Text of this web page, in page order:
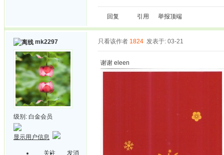
回复 引用 举报顶端
mk2297
级别: 白金会员
显示用户信息
关注 发消
只看该作者 1824 发表于: 03-21
谢谢 eleen